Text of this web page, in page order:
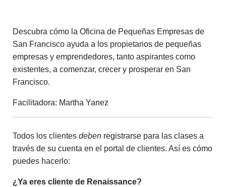
Descubra cómo la Oficina de Pequeñas Empresas de
San Francisco ayuda a los propietarios de pequeñas
empresas y emprendedores, tanto aspirantes como
existentes, a comenzar, crecer y prosperar en San
Francisco.
Facilitadora: Martha Yanez
Todos los clientes deben registrarse para las clases a
través de su cuenta en el portal de clientes. Así es cómo
puedes hacerlo:
¿Ya eres cliente de Renaissance?